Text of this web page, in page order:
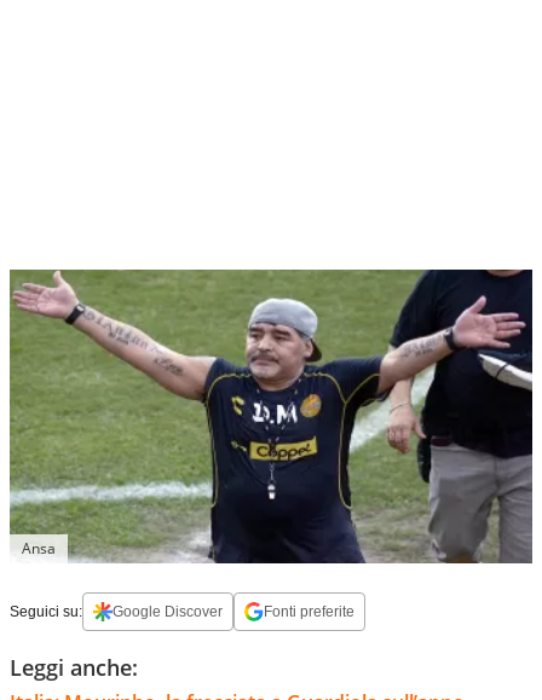
Ansa
Seguici su: Google Discover Fonti preferite
Leggi anche: